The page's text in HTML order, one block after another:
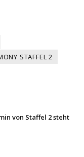
STAFFEL 2
von Staffel 2 steht